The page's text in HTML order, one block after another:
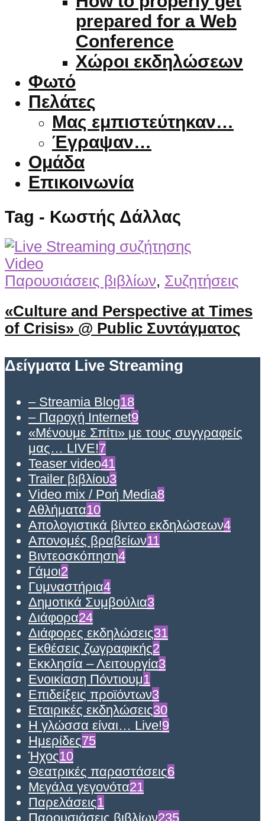
prepared for a Web
Conference
Χώροι εκδηλώσεων
Φωτό
Πελάτες
Μας εμπιστεύτηκαν…
Έγραψαν…
Ομάδα
Επικοινωνία
Tag - Κωστής Δάλλας
Video
Παρουσιάσεις βιβλίων, Συζητήσεις
«Culture and Perspective at Times
of Crisis» @ Public Συντάγματος
Δείγματα Live Streaming
– Streamia Blog18
– Παροχή Internet9
«Μένουμε Σπίτι» με τους συγγραφείς
μας… LIVE!7
Teaser video41
Trailer βιβλίου3
Video mix / Ροή Media8
Αθλήματα10
Απολογιστικά βίντεο εκδηλώσεων4
Απονομές βραβείων11
Βιντεοσκόπηση4
Γάμοι2
Γυμναστήρια4
Δημοτικά Συμβούλια3
Διάφορα24
Διάφορες εκδηλώσεις31
Εκθέσεις ζωγραφικής2
Εκκλησία – Λειτουργία3
Ενοικίαση Πόντιουμ1
Επιδείξεις προϊόντων3
Εταιρικές εκδηλώσεις30
Η γλώσσα είναι… Live!9
Ημερίδες75
Ήχος10
Θεατρικές παραστάσεις6
Μεγάλα γεγονότα21
Παρελάσεις1
Παρουσιάσεις βιβλίων235